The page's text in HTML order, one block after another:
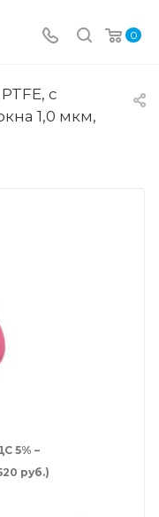
0
с
1,0 мкм,
5% –
руб.)